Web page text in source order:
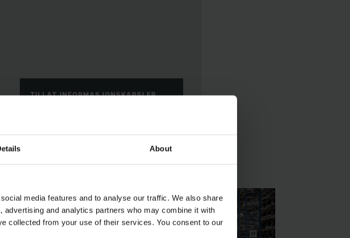
About
media features and to analyse our traffic. We also share
and analytics partners who may combine it with
collected from your use of their services. You consent to our
TILLAT INFORMASJONSKAPSLER